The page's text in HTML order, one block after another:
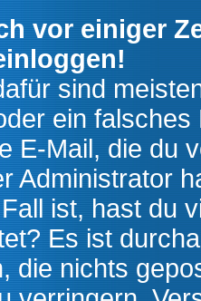
vor einiger
sind
ein
E-Mail, die du
Administrator
ist, hast du
Es ist
die nichts